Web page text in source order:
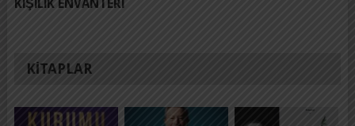
KIŞILIK ENVANTERI
KITAPLAR